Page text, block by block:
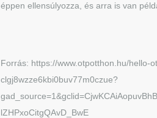
éppen ellensúlyozza, és arra is van
Forrás: https://www.otpotthon.hu/hello-
clgj8wzze6kbi0buv77m0czue?
lZHPxoCitgQAvD_BwE